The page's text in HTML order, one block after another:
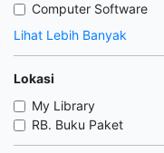
Computer Software
Lihat Lebih Banyak
Lokasi
My Library
RB. Buku Paket